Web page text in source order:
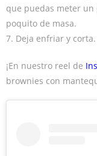
que puedas meter un
poquito de masa.
7. Deja enfriar y corta.
¡En nuestro reel de
brownies con